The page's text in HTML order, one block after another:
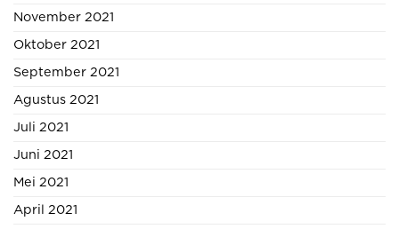
November 2021
Oktober 2021
September 2021
Agustus 2021
Juli 2021
Juni 2021
Mei 2021
April 2021